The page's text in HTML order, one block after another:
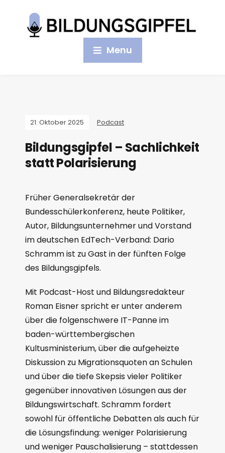
Menu
21. Oktober 2025 Podcast
Bildungsgipfel – Sachlichkeit
statt Polarisierung
Früher Generalsekretär der
Bundesschülerkonferenz, heute Politiker,
Autor, Bildungsunternehmer und Vorstand
im deutschen EdTech-Verband: Dario
Schramm ist zu Gast in der fünften Folge
des Bildungsgipfels.
Mit Podcast-Host und Bildungsredakteur
Roman Eisner spricht er unter anderem
über die folgenschwere IT-Panne im
baden-württembergischen
Kultusministerium, über die aufgeheizte
Diskussion zu Migrationsquoten an Schulen
und über die tiefe Skepsis vieler Politiker
gegenüber innovativen Lösungen aus der
Bildungswirtschaft. Schramm fordert
sowohl für öffentliche Debatten als auch für
die Lösungsfindung: weniger Polarisierung
und weniger Pauschalisierung – stattdessen